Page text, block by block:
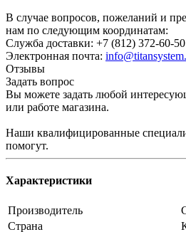
В случае вопросов, пожеланий и
нам по следующим координатам:
Служба доставки: +7 (812) 372-60-50
Электронная почта:
Отзывы
Задать вопрос
Вы можете задать любой
или работе магазина.
Наши квалифицированные
помогут.
Характеристики
Производитель
Страна